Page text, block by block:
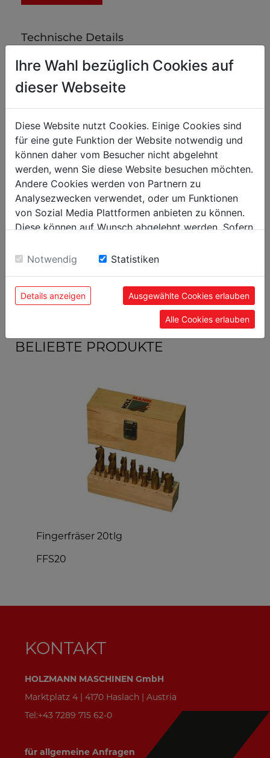
Technische Details
Bruttogewicht in kg
0.12
Versandmaße
Verpackungshöhe in mm
100
Verpackungsbreite in mm
500
Verpackungslänge in mm
1.000
Allgemeine Daten
EAN Code
9120039908311
BELIEBTE PRODUKTE
Fingerfräser 20tlg
FFS20
KONTAKT
HOLZMANN MASCHINEN GmbH
Marktplatz 4 | 4170 Haslach | Austria
Tel:+43 7289 715 62-0
für allgemeine Anfragen
Ihre Wahl bezüglich Cookies auf
dieser Webseite
Diese Website nutzt Cookies. Einige Cookies sind
für eine gute Funktion der Website notwendig und
können daher vom Besucher nicht abgelehnt
werden, wenn Sie diese Website besuchen möchten.
Andere Cookies werden von Partnern zu
Analysezwecken verwendet, oder um Funktionen
von Sozial Media Plattformen anbieten zu können.
Diese können auf Wunsch abgelehnt werden. Sofern
Einwilligung zu unseren Cookies.
Notwendig Statistiken
Details anzeigen Ausgewählte Cookies erlauben
Alle Cookies erlauben